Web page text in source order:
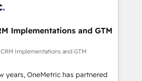
we combine human insight
team designs solutions
boost performance, and
🌍 Highlights •
2012 • 2022 EMEA Impact
• 150+ successful HubSpot
Implementations and GTM
Implementations and GTM
years, OneMetric has partnered